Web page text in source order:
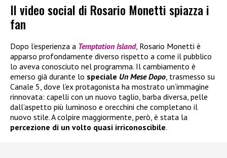
Il video social di Rosario Monetti spiazza i
fan
Dopo l’esperienza a Temptation Island, Rosario Monetti è
apparso profondamente diverso rispetto a come il pubblico
lo aveva conosciuto nel programma. Il cambiamento è
emerso già durante lo speciale Un Mese Dopo, trasmesso su
Canale 5, dove l’ex protagonista ha mostrato un’immagine
rinnovata: capelli con un nuovo taglio, barba diversa, pelle
dall’aspetto più luminoso e orecchini che completano il
nuovo stile. A colpire maggiormente, però, è stata la
percezione di un volto quasi irriconoscibile.